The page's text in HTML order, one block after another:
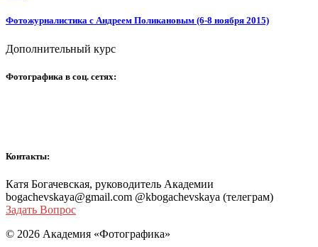
Фотожурналистика с Андреем Поликановым (6-8 ноября 2015)
Дополнительный курс
Фотографика в соц. сетях:
Контакты:
Катя Богачевская, руководитель Академии
bogachevskaya@gmail.com @kbogachevskaya (телеграм)
Задать Вопрос
© 2026 Академия «Фотографика»